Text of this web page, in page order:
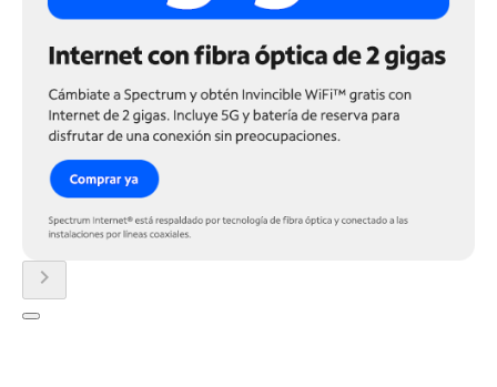
chevron_right